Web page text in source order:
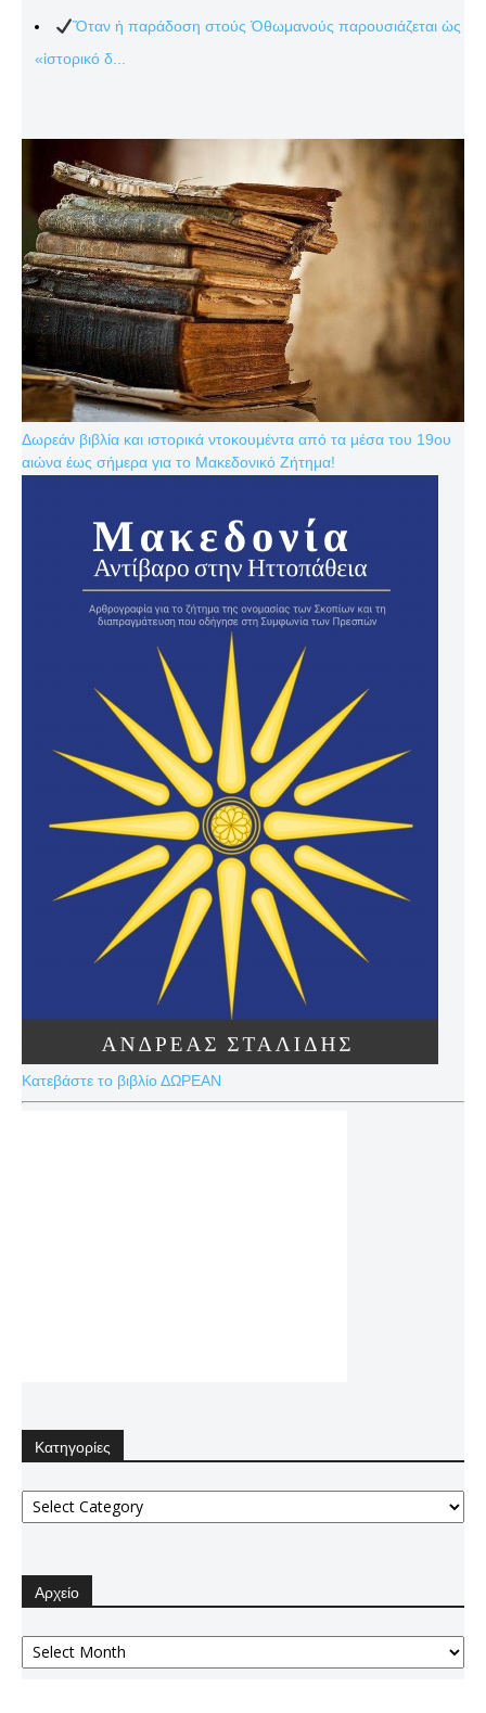
Ὅταν ἡ παράδοση στούς Ὀθωμανούς παρουσιάζεται ὡς
«ἱστορικό δ...
Δωρεάν βιβλία και ιστορικά ντοκουμέντα από τα μέσα του 19ου
αιώνα έως σήμερα για το Μακεδονικό Ζήτημα!
Κατεβάστε το βιβλίο ΔΩΡΕΑΝ
Κατηγορίες
Κατηγορίες
Αρχείο
Αρχείο